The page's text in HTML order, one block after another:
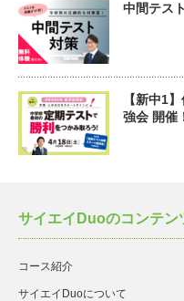
中間テス
【新中1
強会 開催
サイエイDuoのコンテン
コース紹介
サイエイDuoについて